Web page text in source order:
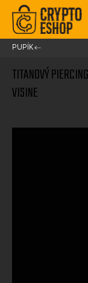
PUPÍK/
TITANOVÝ
VISINE